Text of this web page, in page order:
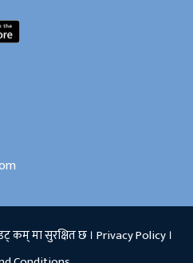
कम् मा सुरक्षित छ । Privacy Policy।